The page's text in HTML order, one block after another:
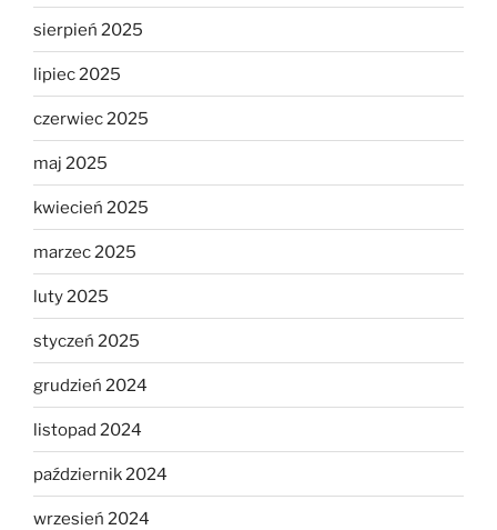
sierpień 2025
lipiec 2025
czerwiec 2025
maj 2025
kwiecień 2025
marzec 2025
luty 2025
styczeń 2025
grudzień 2024
listopad 2024
październik 2024
wrzesień 2024